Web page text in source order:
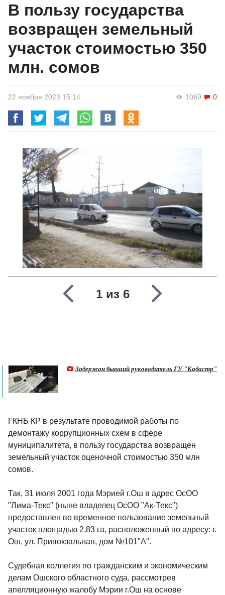
В пользу государства
возвращен земельный
участок стоимостью 350
млн. сомов
1069 0
22 ноября 2023 15:14
1 из 6
Задержан бывший руководитель ГУ "Кадастр"
ГКНБ КР в результате проводимой работы по
демонтажу коррупционных схем в сфере
муниципалитета, в пользу государства возвращен
земельный участок оценочной стоимостью 350 млн
сомов.
Так, 31 июля 2001 года Мэрией г.Ош в адрес ОсОО
"Лима-Текс" (ныне владелец ОсОО "Ак-Текс")
предоставлен во временное пользование земельный
участок площадью 2,83 га, расположенный по адресу: г.
Ош, ул. Привокзальная, дом №101"А".
Судебная коллегия по гражданским и экономическим
делам Ошского областного суда, рассмотрев
апелляционную жалобу Мэрии г.Ош на основе